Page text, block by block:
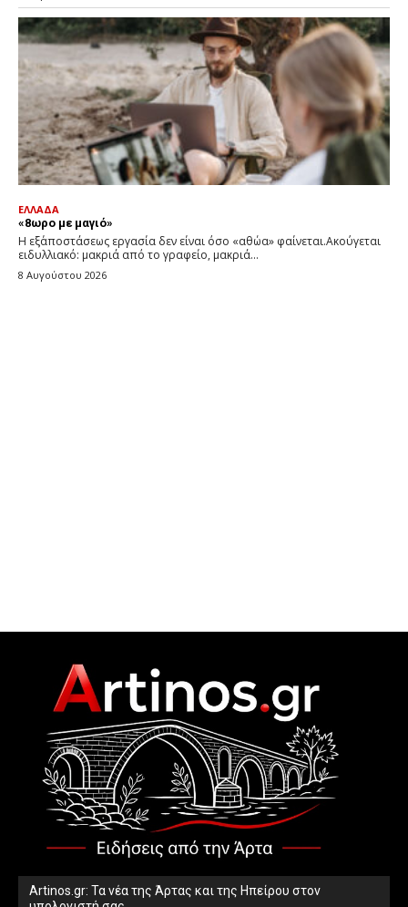
Artinos.gr: Τα νέα της Άρτας και της Ηπείρου στον